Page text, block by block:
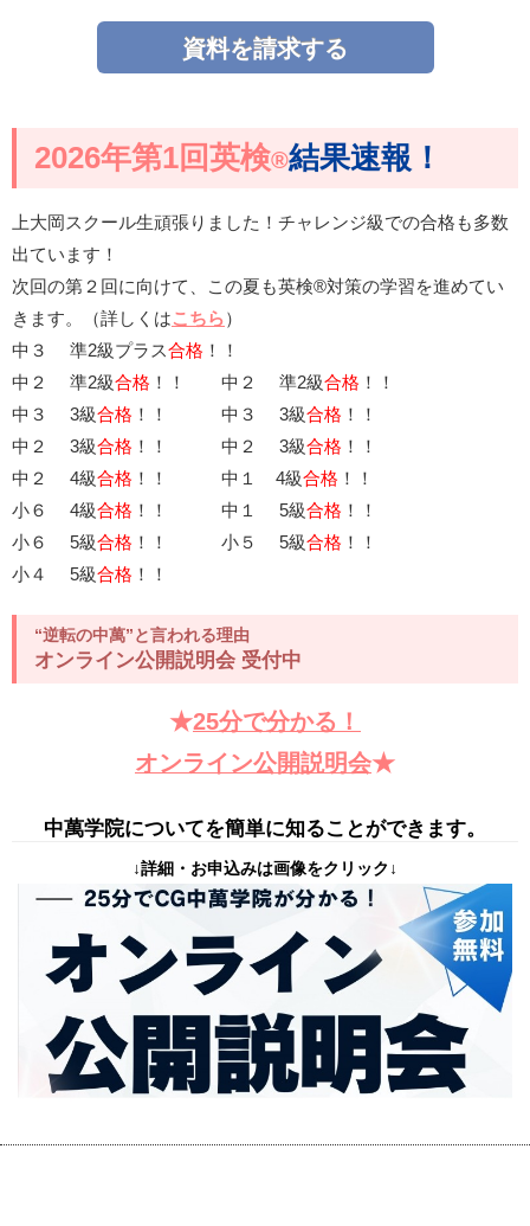
資料を請求する
2026年第1回英検®結果速報！
上大岡スクール生頑張りました！チャレンジ級での合格も多数
出ています！
次回の第２回に向けて、この夏も英検®対策の学習を進めてい
きます。（詳しくはこちら）
中３ 準2級プラス合格 ！！
中２ 準2級合格 ！！ 中２ 準2級合格 ！！
中３ 3級合格 ！！ 中３ 3級合格 ！！
中２ 3級合格 ！！ 中２ 3級合格 ！！
中２ 4級合格 ！！ 中１ 4級合格 ！！
小６ 4級合格 ！！ 中１ 5級合格 ！！
小６ 5級合格 ！！ 小５ 5級合格 ！！
小４ 5級合格 ！！
“逆転の中萬”と言われる理由
オンライン公開説明会 受付中
★25分で分かる！
オンライン公開説明会★
中萬学院についてを簡単に知ることができます。
↓詳細・お申込みは画像をクリック↓